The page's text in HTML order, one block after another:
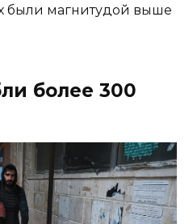
были магнитудой выше
более 300